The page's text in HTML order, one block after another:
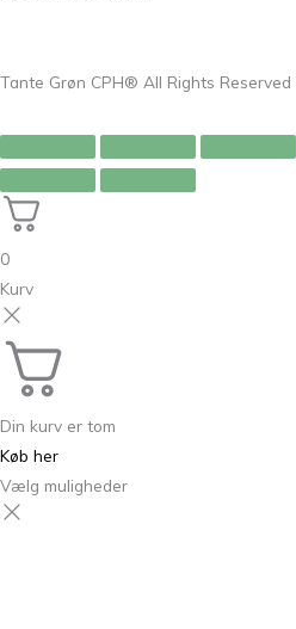
Tante Grøn CPH® All Rights Reserved
0
Kurv
Din kurv er tom
Køb her
Vælg muligheder